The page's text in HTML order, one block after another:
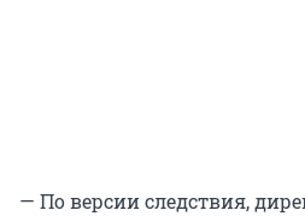
— По версии следствия,